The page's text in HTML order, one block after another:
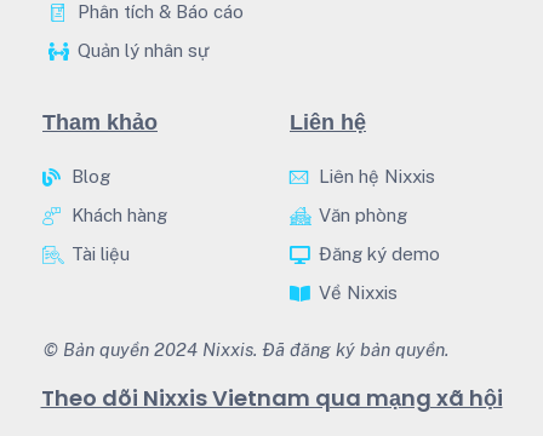
Phân tích & Báo cáo
Quản lý nhân sự
Tham khảo
Blog
Khách hàng
Tài liệu
Liên hệ
Liên hệ Nixxis
Văn phòng
Đăng ký demo
Về Nixxis
© Bản quyền 2024 Nixxis. Đã đăng ký bản quyền.
Theo dõi Nixxis Vietnam qua mạng xã hội